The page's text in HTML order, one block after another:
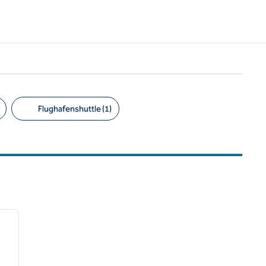
Flughafenshuttle (1)
nächstes Bild